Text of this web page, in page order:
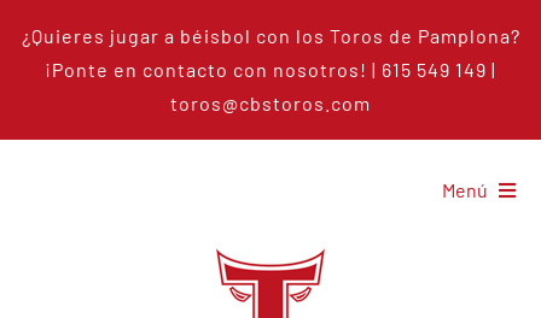
contenido
¿Quieres jugar a béisbol con los Toros de Pamplona?
¡Ponte en contacto con nosotros! | 615 549 149 |
toros@cbstoros.com
Menú